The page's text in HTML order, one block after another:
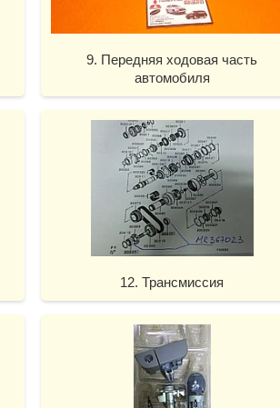
9. Передняя ходовая часть
автомобиля
12. Трансмиссия